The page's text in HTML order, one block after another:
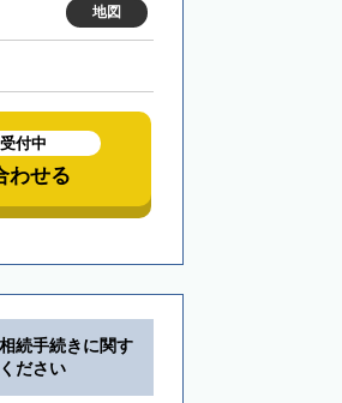
地図
付中
わせる
続手続きに関す
ださい